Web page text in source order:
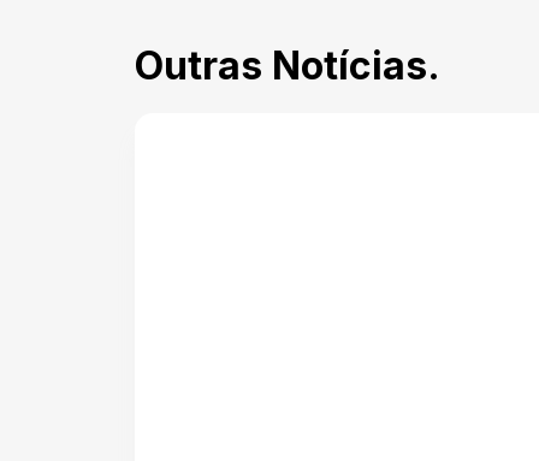
Outras Notícias.